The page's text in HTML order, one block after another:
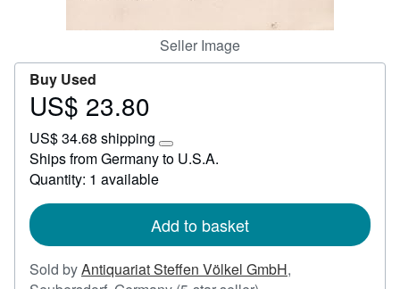
Seller Image
Buy Used
Price
23.80
US$ 23.80
US$ 34.68 shipping
Learn
more
rates
Ships from Germany to U.S.A.
Quantity: 1 available
Add to basket
Sold byAntiquariat Steffen Völkel GmbH,